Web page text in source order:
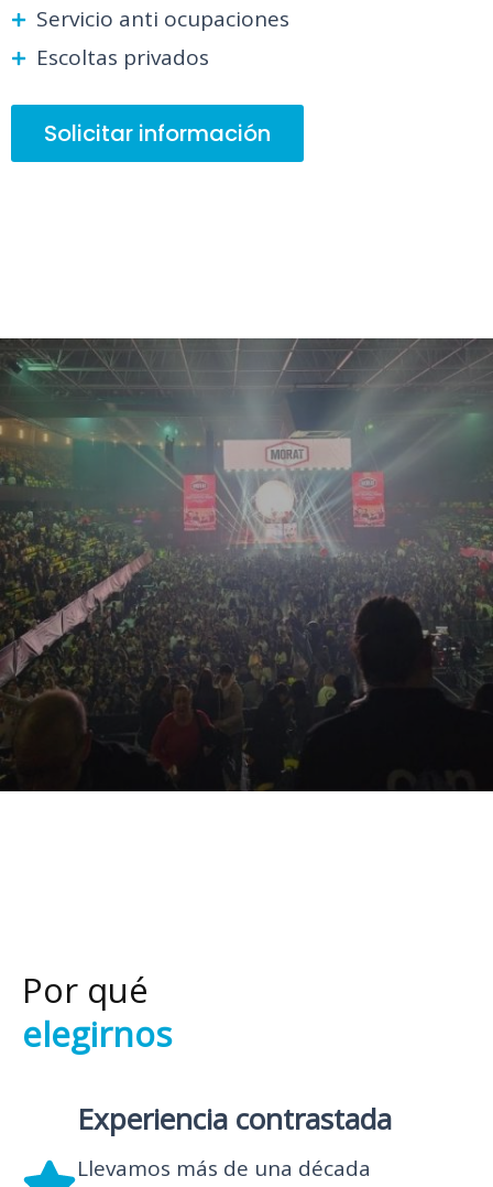
Servicio anti ocupaciones
Escoltas privados
Solicitar información
Por qué
elegirnos
Experiencia contrastada
Llevamos más de una década